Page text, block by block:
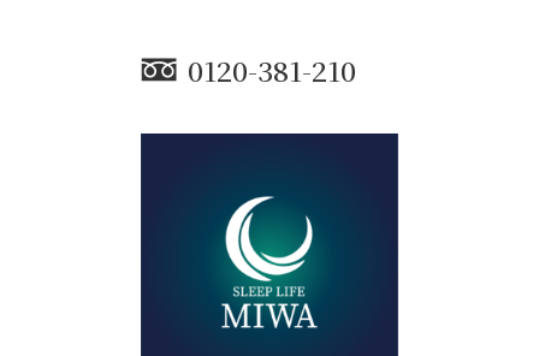
0120-381-210